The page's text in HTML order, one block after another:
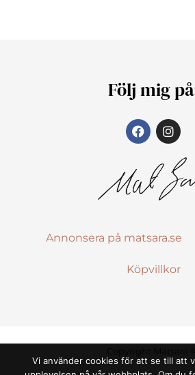
Följ mig
Annonsera på matsara.se
Köpvillkor
Vi använder cookies för att se till att